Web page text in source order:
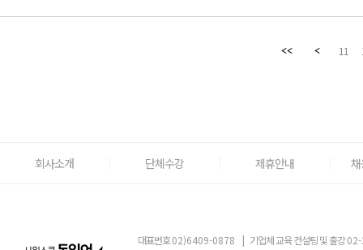
11
회사소개 단체수강 제휴안내
대표번호02)6409-0878 | 기업체 교육 컨설팅 및 출강